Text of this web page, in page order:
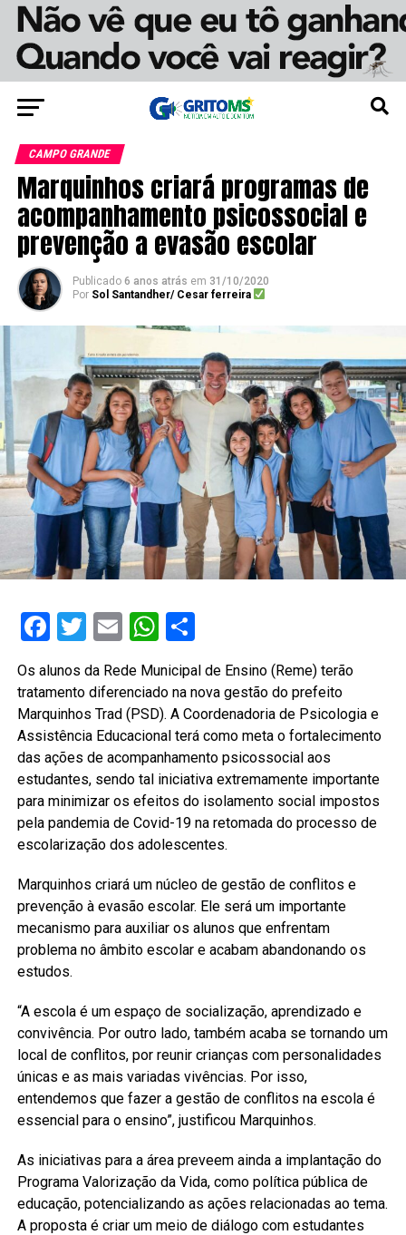
CAMPO GRANDE
Marquinhos criará programas de
acompanhamento psicossocial e
prevenção a evasão escolar
Publicado 6 anos atrás em 31/10/2020
Por Sol Santandher/ Cesar ferreira
Facebook
Twitter
EmailWhatsApp
Share
Os alunos da Rede Municipal de Ensino (Reme) terão
tratamento diferenciado na nova gestão do prefeito
Marquinhos Trad (PSD). A Coordenadoria de Psicologia e
Assistência Educacional terá como meta o fortalecimento
das ações de acompanhamento psicossocial aos
estudantes, sendo tal iniciativa extremamente importante
para minimizar os efeitos do isolamento social impostos
pela pandemia de Covid-19 na retomada do processo de
escolarização dos adolescentes.
Marquinhos criará um núcleo de gestão de conflitos e
prevenção à evasão escolar. Ele será um importante
mecanismo para auxiliar os alunos que enfrentam
problema no âmbito escolar e acabam abandonando os
estudos.
“A escola é um espaço de socialização, aprendizado e
convivência. Por outro lado, também acaba se tornando um
local de conflitos, por reunir crianças com personalidades
únicas e as mais variadas vivências. Por isso,
entendemos que fazer a gestão de conflitos na escola é
essencial para o ensino”, justificou Marquinhos.
As iniciativas para a área preveem ainda a implantação do
Programa Valorização da Vida, como política pública de
educação, potencializando as ações relacionadas ao tema.
A proposta é criar um meio de diálogo com estudantes